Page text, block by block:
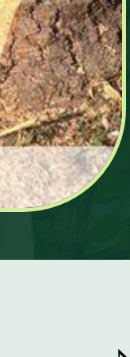
ce genre de
Mayer Elagage
Gonesse 95140.
vos
haie pour votre